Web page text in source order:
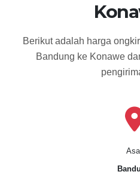
Berikut adalah harga
Bandung ke Konawe
Asal